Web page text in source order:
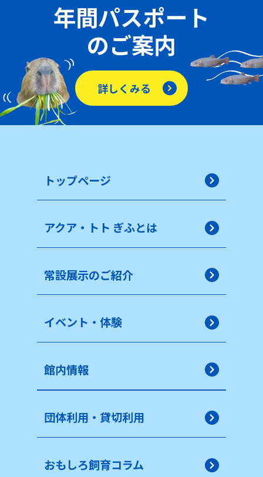
年間パスポート
のご案内
詳しくみる
トップページ
アクア・トト ぎふとは
常設展示のご紹介
イベント・体験
館内情報
団体利用・貸切利用
おもしろ飼育コラム